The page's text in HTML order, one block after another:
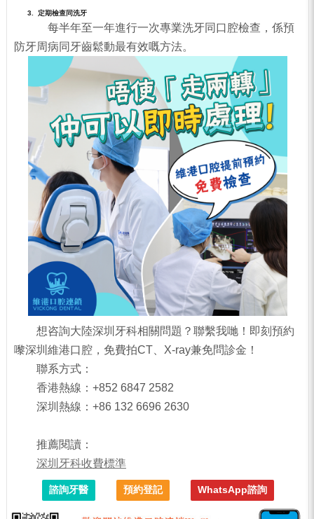
3. 定期檢查同洗牙
每半年至一年進行一次專業洗牙同口腔檢查，係預
防牙周病同牙齒鬆動最有效嘅方法。
想咨詢大陸深圳牙科相關問題？聯繫我哋！即刻預約
嚟深圳維港口腔，免費拍CT、X-ray兼免問診金！
聯系方式：
香港熱線：+852 6847 2582
深圳熱線：+86 132 6696 2630
推薦閱讀：
深圳牙科收費標準
諮詢牙醫 預約登記 WhatsApp諮詢